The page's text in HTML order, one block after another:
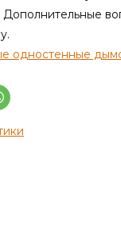
Дополнительные
одностенные